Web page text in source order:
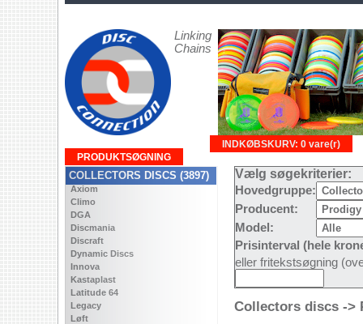
Linking
Chains
INDKØBSKURV: 0 vare(r)
PRODUKTSØGNING
COLLECTORS DISCS (3897)
Axiom
Climo
DGA
Discmania
Discraft
Dynamic Discs
Innova
Kastaplast
Latitude 64
Legacy
Løft
Vælg søgekriterier:
Hovedgruppe:
Producent:
Model:
Prisinterval (hele
eller fritekstsøgning
Collectors discs ->